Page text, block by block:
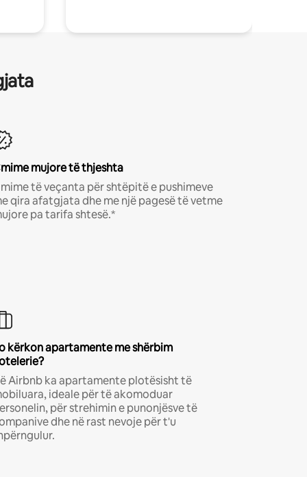
mujore të thjeshta
të veçanta për shtëpitë e pushimeve
qira afatgjata dhe me një pagesë të vetme
pa tarifa shtesë.*
kërkon apartamente me shërbim
Airbnb ka apartamente plotësisht të
ideale për të akomoduar
për strehimin e punonjësve të
dhe në rast nevoje për t'u